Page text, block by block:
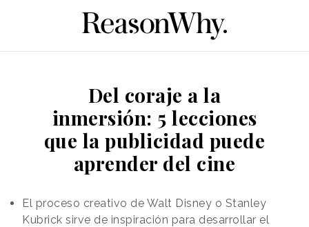
Del coraje a la
inmersión: 5 lecciones
que la publicidad puede
aprender del cine
El proceso creativo de Walt Disney o Stanley
Kubrick sirve de inspiración para desarrollar el